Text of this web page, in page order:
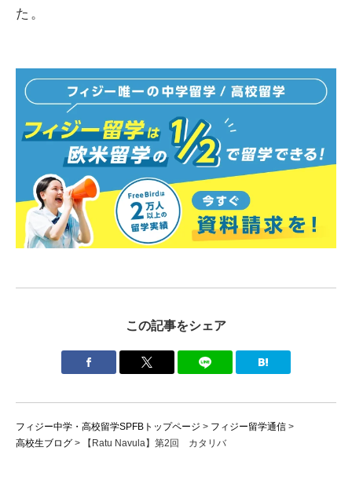
た。
この記事をシェア
フィジー中学・高校留学SPFBトップページ > フィジー留学通信 >
高校生ブログ > 【Ratu Navula】第2回 カタリバ